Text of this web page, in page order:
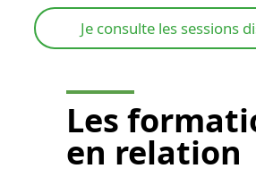
Je consulte les sessions
Les
en relation